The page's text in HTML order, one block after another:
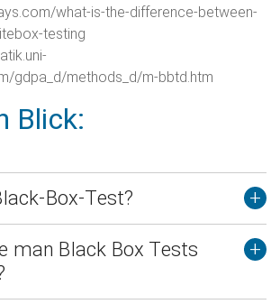
what-is-the-difference-between-
testing
gdpa_d/methods_d/m-bbtd.htm
Blick:
Box-Test? +
Black-Box-Tests werden die
Spezifikationen des Testobjekts
interne Struktur, wie die
man Black Box Tests
+